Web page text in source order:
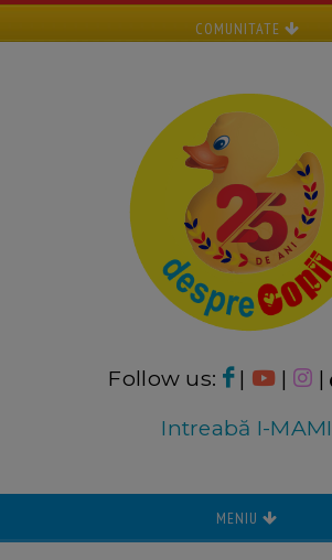
COMUNITATE
Follow us: | | |
Intreabă I-MAMI
MENIU